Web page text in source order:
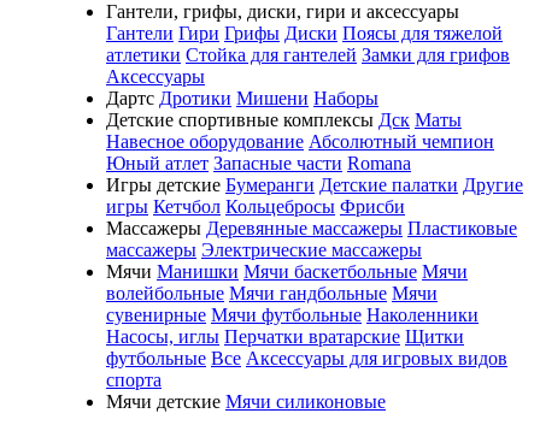
Гантели, грифы, диски, гири и аксессуары
Гантели Гири Грифы Диски Поясы для тяжелой
атлетики Стойка для гантелей Замки для грифов
Аксессуары
Дартс Дротики Мишени Наборы
Детские спортивные комплексы Дск Маты
Навесное оборудование Абсолютный чемпион
Юный атлет Запасные части Romana
Игры детские Бумеранги Детские палатки Другие
игры Кетчбол Кольцебросы Фрисби
Массажеры Деревянные массажеры Пластиковые
массажеры Электрические массажеры
Мячи Манишки Мячи баскетбольные Мячи
волейбольные Мячи гандбольные Мячи
сувенирные Мячи футбольные Наколенники
Насосы, иглы Перчатки вратарские Щитки
футбольные Все Аксессуары для игровых видов
спорта
Мячи детские Мячи силиконовые